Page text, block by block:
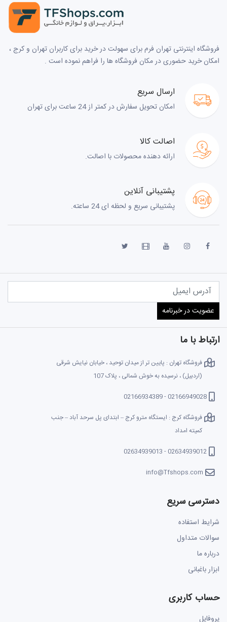
فروشگاه اینترنتی تهران فرم برای سهولت در خرید برای کاربران تهران و کرج ،
امکان خرید حضوری در مکان فروشگاه ها را فراهم نموده است .
ارسال سریع
امکان تحویل سفارش در کمتر از 24 ساعت برای تهران
اصالت کالا
ارائه دهنده محصولات با اصالت.
پشتیبانی آنلاین
پشتیبانی سریع و لحظه ای 24 ساعته.
ارتباط با ما
فروشگاه تهران : پایین تر از میدان توحید ، خیابان نیایش شرقی
(اردبیل) ، نرسیده به خوش شمالی ، پلاک 107
02166949028 - 02166934389
فروشگاه کرج : ایستگاه مترو کرج – ابتدای پل سرحد آباد – جنب
کمیته امداد
02634939012 - 02634939013
info@Tfshops.com
دسترسی سریع
شرایط استفاده
سوالات متداول
درباره ما
ابزار باغبانی
حساب کاربری
پروفایل